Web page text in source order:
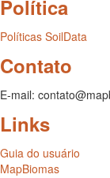
Política
Políticas SoilData
Contato
E-mail:
Links
Guia do usuário
MapBiomas